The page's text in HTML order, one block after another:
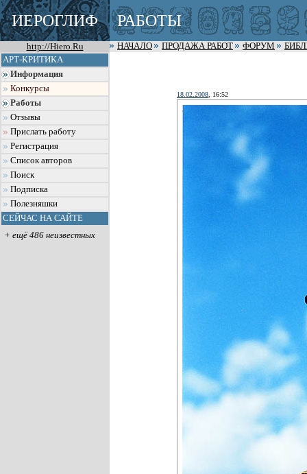
ИЕРОГЛИФ РАБОТЫ
http://Hiero.Ru НАЧАЛО ПРОДАЖА РАБОТ ФОРУМ
АРТ-КРИТИКА
Информация
Конкурсы
Работы
Отзывы
Прислать работу
Регистрация
Список авторов
Поиск
Подписка
Полезняшки
СЕЙЧАС НА САЙТЕ
+ ещё 486 неизвестных
18.02.2008 , 16:52